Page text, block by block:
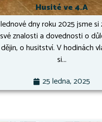
Husité ve 4.A
dny roku 2025 jsme si
znalosti a dovednosti o
o husitství. V hodinách
si...
25 ledna, 2025